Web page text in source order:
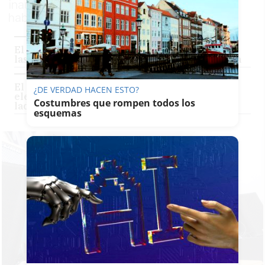
inaugura la exposición colectiva 'Habitar,
habitarse'
El grupo de jóvenes artistas que ha cambiado
las redes sociales por la pintura y la fotografía
El regreso de La Pompa Jonda, los copleros
electrónicos: "Ponemos canciones en vez de
ladrillos"
¿DE VERDAD HACEN ESTO?
Costumbres que rompen todos los
esquemas